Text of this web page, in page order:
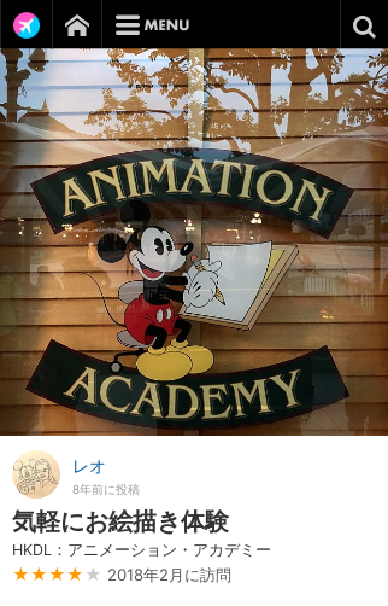
レオ
8年前に投稿
気軽にお絵描き体験
HKDL：アニメーション・アカデミー
★★★★ ★ 2018年2月に訪問